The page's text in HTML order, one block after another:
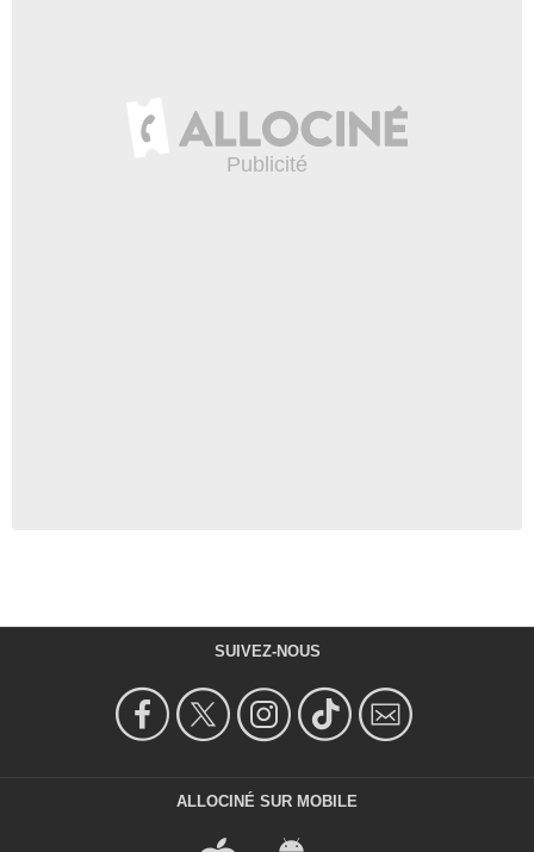
SUIVEZ-NOUS
ALLOCINÉ SUR MOBILE